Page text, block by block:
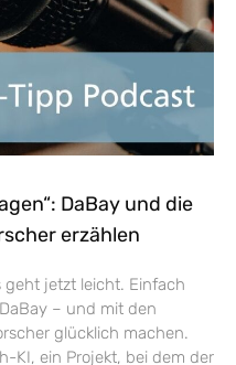
DaBay und die
erzählen
geht jetzt leicht. Einfach
– und mit den
glücklich machen.
KI, ein Projekt, bei dem der